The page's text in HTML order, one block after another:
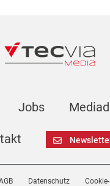
Jobs
Datenschutz